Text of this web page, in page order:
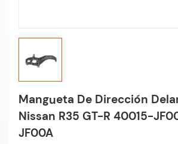
Mangueta De Dirección
Nissan R35 GT-R 40015-
JF00A